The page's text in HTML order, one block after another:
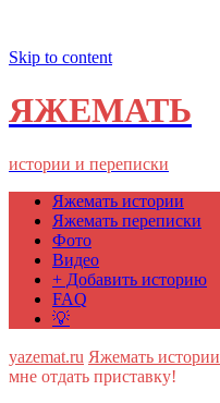
Skip to content
ЯЖЕМАТЬ
истории и переписки
Яжемать истории
Яжемать переписки
Фото
Видео
+ Добавить историю
FAQ
💡
yazemat.ru Яжемать истории
мне отдать приставку!